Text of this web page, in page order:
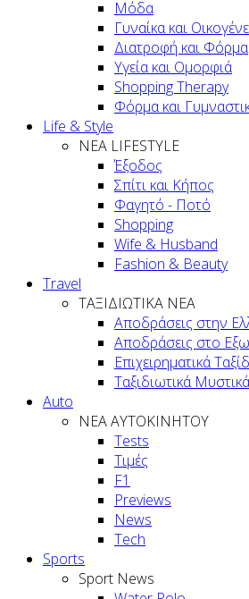
Μόδα
Γυναίκα και
Διατροφή και Φόρμα
Υγεία και Ομορφιά
Shopping Therapy
Φόρμα και
Life & Style
ΝΕΑ LIFESTYLE
Έξοδος
Σπίτι και Κήπος
Φαγητό - Ποτό
Shopping
Wife & Husband
Fashion & Beauty
Travel
ΤΑΞΙΔΙΩΤΙΚΑ ΝΕΑ
Αποδράσεις στην
Αποδράσεις στο
Επιχειρηματικά
Ταξιδιωτικά Μυστικά
Auto
NEA AYTOKINHTOY
Tests
Τιμές
F1
Previews
News
Tech
Sports
Sport News